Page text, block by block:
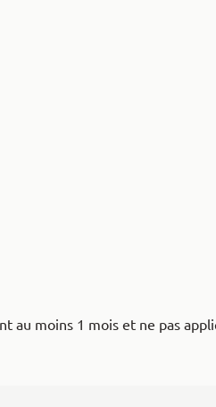
au moins 1 mois et ne pas